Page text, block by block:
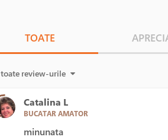
TOATE
toate review-urile
Catalina L
BUCATAR AMATOR
minunata